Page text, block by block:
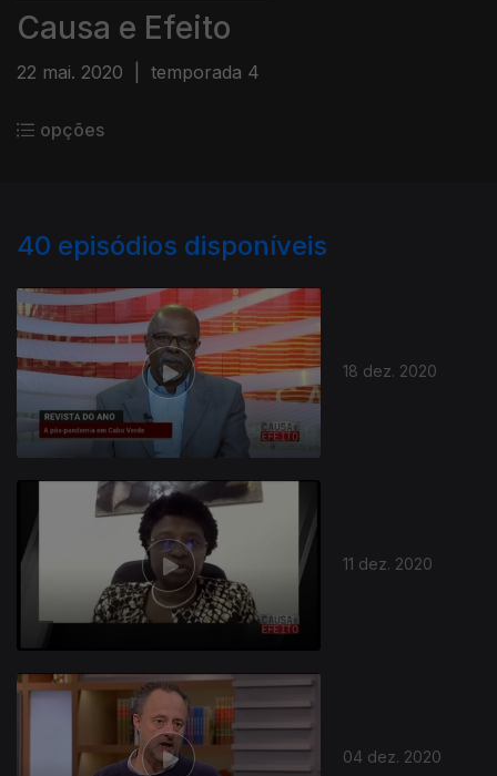
Causa e Efeito
22 mai. 2020 temporada 4
opções
40 episódios disponíveis
18 dez. 2020
11 dez. 2020
04 dez. 2020